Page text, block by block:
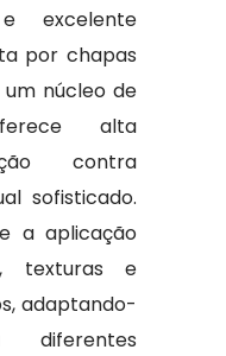
excelente
por chapas
núcleo de
alta
contra
sofisticado.
a aplicação
texturas e
adaptando-